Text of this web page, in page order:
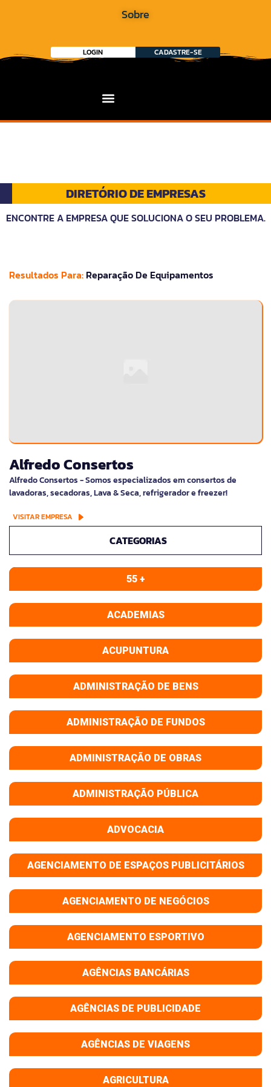
Sobre
LOGIN CADASTRE-SE
DIRETÓRIO DE EMPRESAS
ENCONTRE A EMPRESA QUE SOLUCIONA O SEU PROBLEMA.
Resultados Para: Reparação De Equipamentos
Alfredo Consertos
Alfredo Consertos - Somos especializados em consertos de
lavadoras, secadoras, Lava & Seca, refrigerador e freezer!
VISITAR EMPRESA
CATEGORIAS
55 +
ACADEMIAS
ACUPUNTURA
ADMINISTRAÇÃO DE BENS
ADMINISTRAÇÃO DE FUNDOS
ADMINISTRAÇÃO DE OBRAS
ADMINISTRAÇÃO PÚBLICA
ADVOCACIA
AGENCIAMENTO DE ESPAÇOS PUBLICITÁRIOS
AGENCIAMENTO DE NEGÓCIOS
AGENCIAMENTO ESPORTIVO
AGÊNCIAS BANCÁRIAS
AGÊNCIAS DE PUBLICIDADE
AGÊNCIAS DE VIAGENS
AGRICULTURA